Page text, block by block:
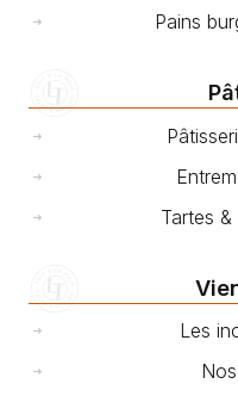
Pains
Tartes
Les